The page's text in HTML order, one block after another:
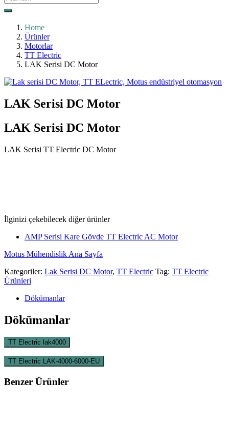
Home
Ürünler
Motorlar
TT Electric
LAK Serisi DC Motor
LAK Serisi DC Motor
LAK Serisi DC Motor
LAK Serisi TT Electric DC Motor
İlginizi çekebilecek diğer ürünler
AMP Serisi Kare Gövde TT Electric AC Motor
Motus Mühendislik Ana Sayfa
Kategoriler: Lak Serisi DC Motor, TT Electric Tag: TT Electric
Ürünleri
Dökümanlar
Dökümanlar
TT Electric lak4000
TT Electric LAK-4000-6000-EU
Benzer Ürünler